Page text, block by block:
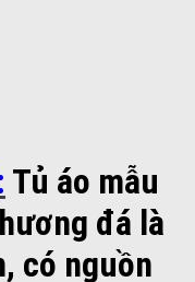
Tủ áo mẫu
đá là
có nguồn